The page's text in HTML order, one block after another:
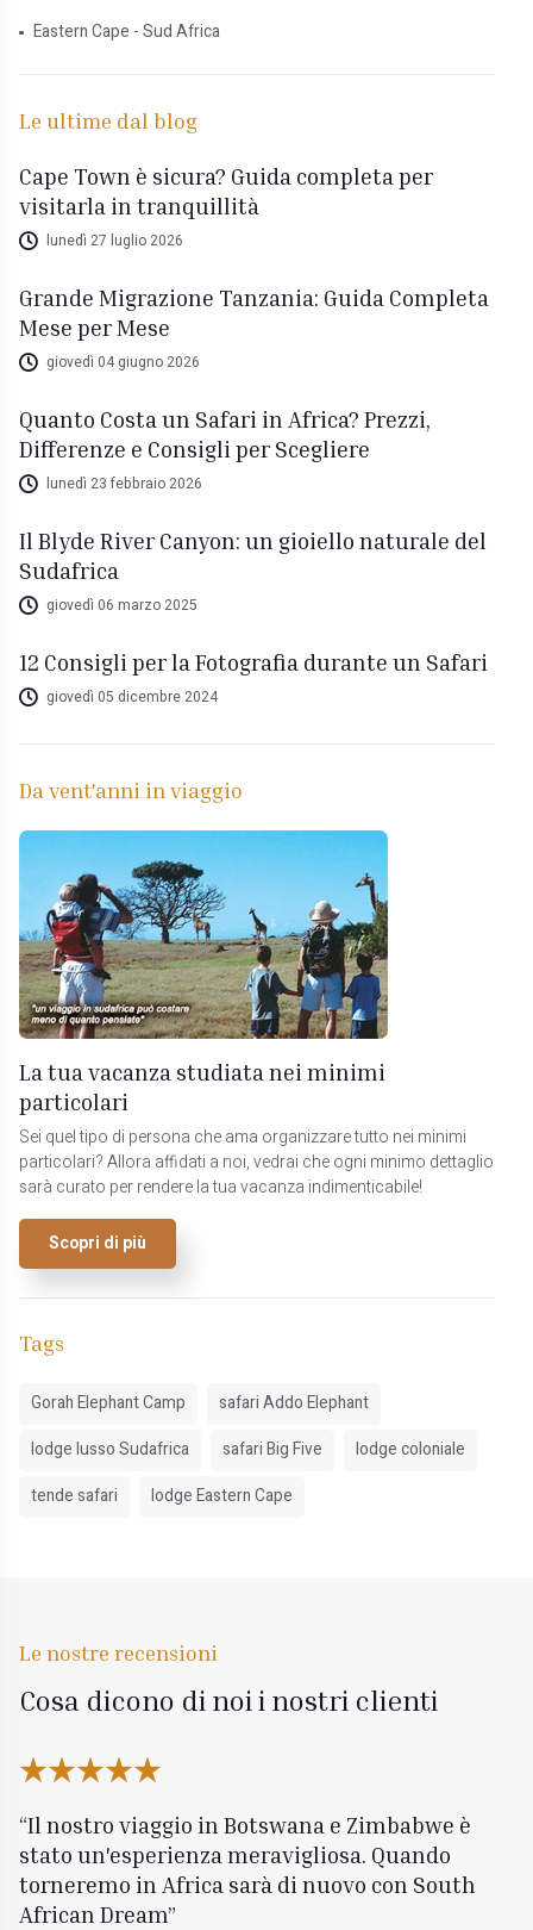
Eastern Cape - Sud Africa
Le ultime dal blog
Cape Town è sicura? Guida completa per
visitarla in tranquillità
lunedì 27 luglio 2026
Grande Migrazione Tanzania: Guida Completa
Mese per Mese
giovedì 04 giugno 2026
Quanto Costa un Safari in Africa? Prezzi,
Differenze e Consigli per Scegliere
lunedì 23 febbraio 2026
Il Blyde River Canyon: un gioiello naturale del
Sudafrica
giovedì 06 marzo 2025
12 Consigli per la Fotografia durante un Safari
giovedì 05 dicembre 2024
Da vent'anni in viaggio
La tua vacanza studiata nei minimi
particolari
Sei quel tipo di persona che ama organizzare tutto nei minimi
particolari? Allora affidati a noi, vedrai che ogni minimo dettaglio
sarà curato per rendere la tua vacanza indimenticabile!
Scopri di più
Tags
Gorah Elephant Camp
safari Addo Elephant
lodge lusso Sudafrica
safari Big Five
lodge coloniale
tende safari
lodge Eastern Cape
Le nostre recensioni
Cosa dicono di noi i nostri clienti
Il nostro viaggio in Botswana e Zimbabwe è
stato un'esperienza meravigliosa. Quando
torneremo in Africa sarà di nuovo con South
African Dream